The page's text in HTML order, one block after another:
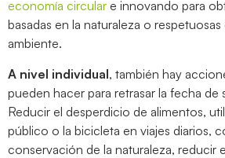
economía circular e innovando para
basadas en la naturaleza o
ambiente.
A nivel individual, también hay
pueden hacer para retrasar la fecha
Reducir el desperdicio de alimentos,
público o la bicicleta en viajes diarios,
conservación de la naturaleza, reducir